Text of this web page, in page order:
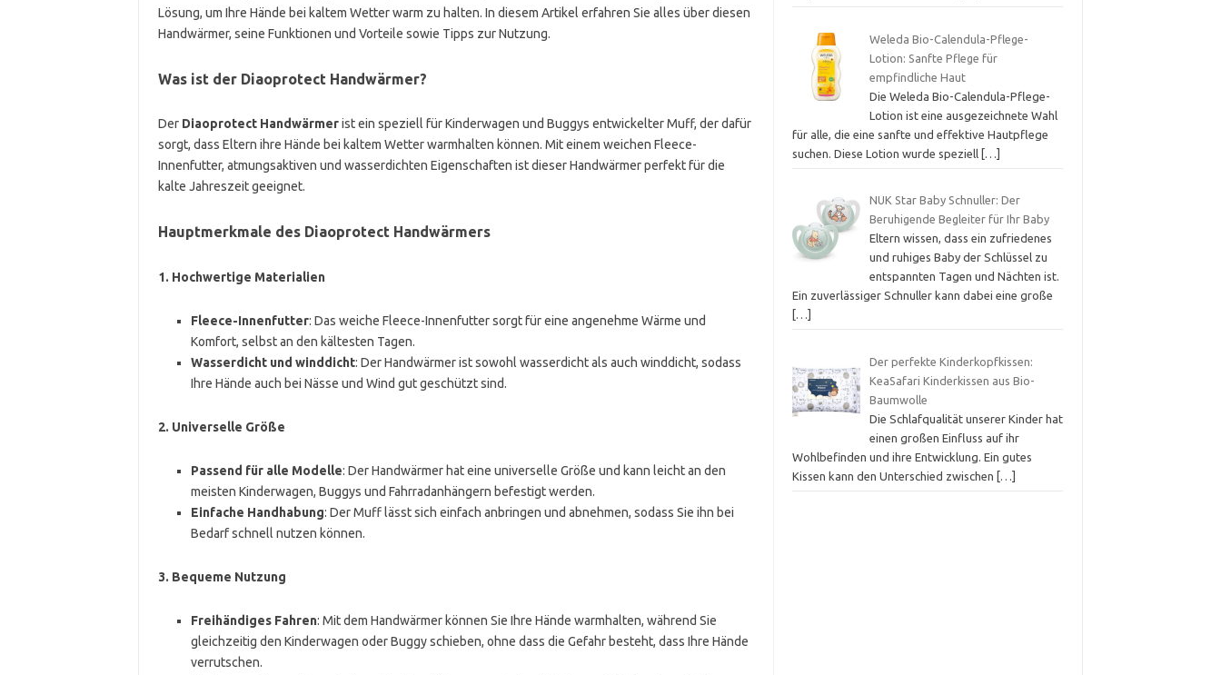
Lösung, um Ihre Hände bei kaltem Wetter warm zu halten. In diesem Artikel erfahren Sie alles über diesen
Handwärmer, seine Funktionen und Vorteile sowie Tipps zur Nutzung.
Was ist der Diaoprotect Handwärmer?
Der Diaoprotect Handwärmerist ein speziell für Kinderwagen und Buggys entwickelter Muff, der dafür
sorgt, dass Eltern ihre Hände bei kaltem Wetter warmhalten können. Mit einem weichen Fleece-
Innenfutter, atmungsaktiven und wasserdichten Eigenschaften ist dieser Handwärmer perfekt für die
kalte Jahreszeit geeignet.
Hauptmerkmale des Diaoprotect Handwärmers
1. Hochwertige Materialien
Fleece-Innenfutter: Das weiche Fleece-Innenfutter sorgt für eine angenehme Wärme und
Komfort, selbst an den kältesten Tagen.
Wasserdicht und winddicht: Der Handwärmer ist sowohl wasserdicht als auch winddicht, sodass
Ihre Hände auch bei Nässe und Wind gut geschützt sind.
2. Universelle Größe
Passend für alle Modelle: Der Handwärmer hat eine universelle Größe und kann leicht an den
meisten Kinderwagen, Buggys und Fahrradanhängern befestigt werden.
Einfache Handhabung: Der Muff lässt sich einfach anbringen und abnehmen, sodass Sie ihn bei
Bedarf schnell nutzen können.
3. Bequeme Nutzung
Freihändiges Fahren: Mit dem Handwärmer können Sie Ihre Hände warmhalten, während Sie
gleichzeitig den Kinderwagen oder Buggy schieben, ohne dass die Gefahr besteht, dass Ihre Hände
verrutschen.
Weleda Bio-Calendula-Pflege-
Lotion: Sanfte Pflege für
empfindliche Haut
Die Weleda Bio-Calendula-Pflege-
Lotion ist eine ausgezeichnete Wahl
für alle, die eine sanfte und effektive Hautpflege
suchen. Diese Lotion wurde speziell […]
NUK Star Baby Schnuller: Der
Beruhigende Begleiter für Ihr Baby
Eltern wissen, dass ein zufriedenes
und ruhiges Baby der Schlüssel zu
entspannten Tagen und Nächten ist.
Ein zuverlässiger Schnuller kann dabei eine große
[…]
Der perfekte Kinderkopfkissen:
KeaSafari Kinderkissen aus Bio-
Baumwolle
Die Schlafqualität unserer Kinder hat
einen großen Einfluss auf ihr
Wohlbefinden und ihre Entwicklung. Ein gutes
Kissen kann den Unterschied zwischen […]